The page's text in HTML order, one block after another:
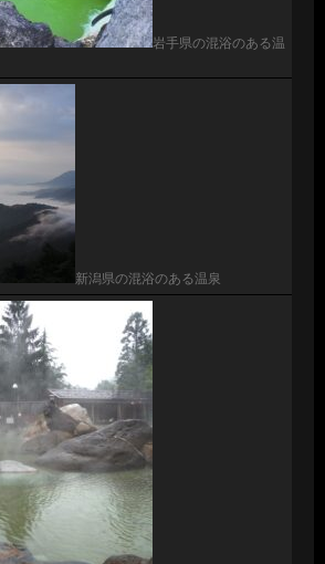
岩手県の混浴のある温
新潟県の混浴のある温泉